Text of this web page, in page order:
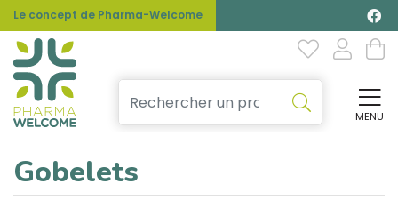
Le concept de Pharma-Welcome
MENU
Gobelets